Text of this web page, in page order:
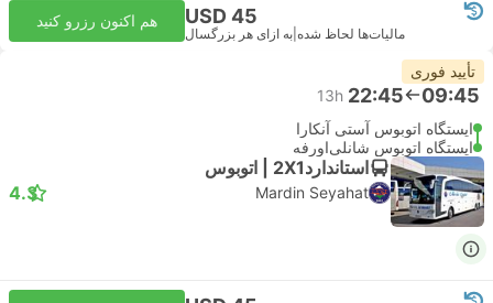
USD 45
مالیات‌ها لحاظ شده به ازای هر بزرگسال
هم اکنون رزرو کنید
تأیید فوری
09:45
22:45
13h
ایستگاه اتوبوس آستی آنکارا
ایستگاه اتوبوس شانلی‌اورفه
استاندارد2X1 | اتوبوس
Mardin Seyahat
4.3